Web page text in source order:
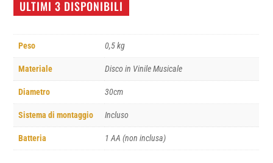
ULTIMI 3 DISPONIBILI
Peso 0,5 kg
Materiale Disco in Vinile Musicale
Diametro 30cm
Sistema di montaggio Incluso
Batteria 1 AA (non inclusa)